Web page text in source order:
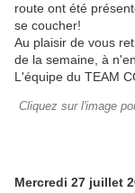
route ont été
se coucher!
Au plaisir de vous
de la semaine, à
L'équipe du TEAM
Cliquez sur l'image
Mercredi 27 juillet